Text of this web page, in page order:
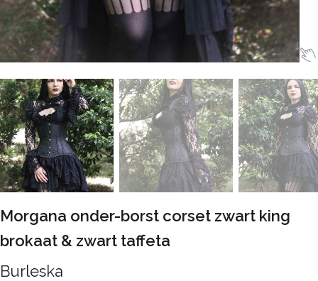
Morgana onder-borst corset zwart king
brokaat & zwart taffeta
Burleska